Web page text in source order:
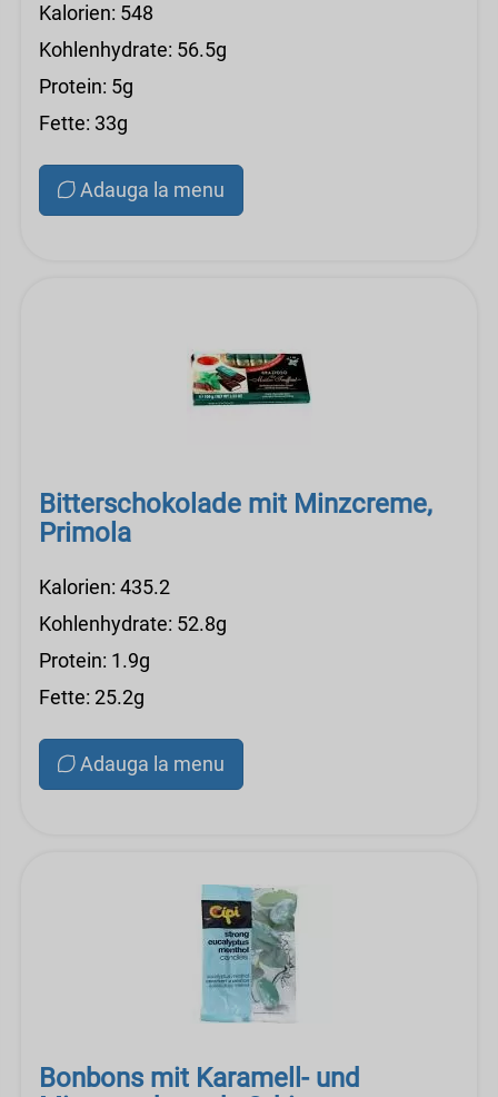
Kalorien: 548
Kohlenhydrate: 56.5g
Protein: 5g
Fette: 33g
Adauga la menu
Bitterschokolade mit Minzcreme,
Primola
Kalorien: 435.2
Kohlenhydrate: 52.8g
Protein: 1.9g
Fette: 25.2g
Adauga la menu
Bonbons mit Karamell- und